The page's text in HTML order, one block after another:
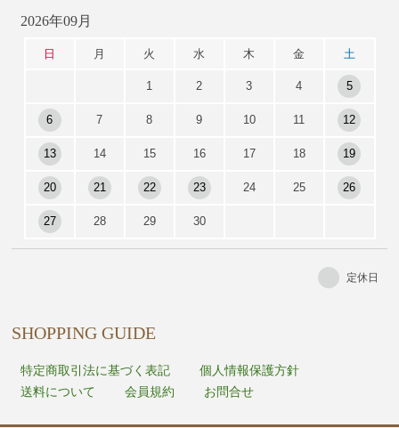
2026年09月
日 月 火 水 木 金 土
1 2 3 4 5
6 7 8 9 10 11 12
13 14 15 16 17 18 19
20 21 22 23 24 25 26
27 28 29 30
定休日
SHOPPING GUIDE
特定商取引法に基づく表記
個人情報保護方針
送料について
会員規約 お問合せ